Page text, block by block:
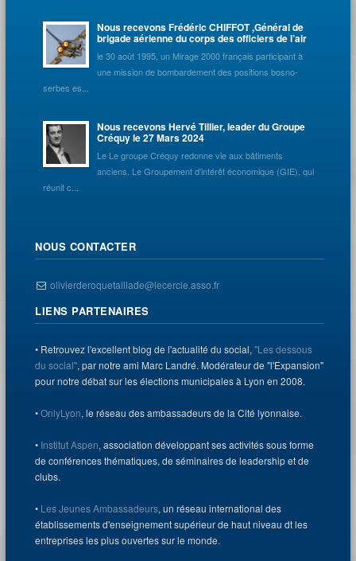
Nous recevons Frédéric CHIFFOT ,Général de
brigade aérienne du corps des officiers de l’air
le 30 août 1995, un Mirage 2000 français participant à
une mission de bombardement des positions bosno-
serbes es...
Nous recevons Hervé Tillier, leader du Groupe
Créquy le 27 Mars 2024
Le Le groupe Créquy redonne vie aux bâtiments
anciens. Le Groupement d'intérêt économique (GIE), qui
réunit c...
NOUS CONTACTER
olivierderoquetaillade@lecercle.asso.fr
LIENS PARTENAIRES
• Retrouvez l'excellent blog de l'actualité du social,"Les dessous
du social", par notre ami Marc Landré. Modérateur de "l'Expansion"
pour notre débat sur les élections municipales à Lyon en 2008.
•OnlyLyon, le réseau des ambassadeurs de la Cité lyonnaise.
• Institut Aspen, association développant ses activités sous forme
de conférences thématiques, de séminaires de leadership et de
clubs.
• Les Jeunes Ambassadeurs, un réseau international des
établissements d'enseignement supérieur de haut niveau dt les
entreprises les plus ouvertes sur le monde.